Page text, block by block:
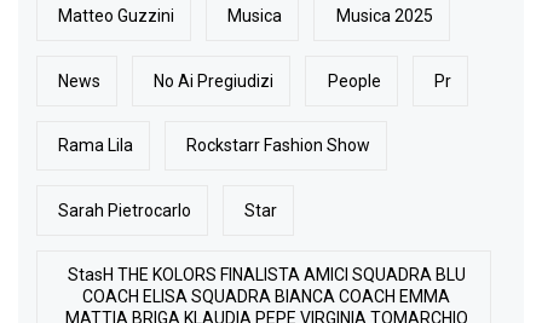
Matteo Guzzini Musica Musica 2025
News No Ai Pregiudizi People Pr
Rama Lila Rockstarr Fashion Show
Sarah Pietrocarlo Star
StasH THE KOLORS FINALISTA AMICI SQUADRA BLU
COACH ELISA SQUADRA BIANCA COACH EMMA
MATTIA BRIGA KLAUDIA PEPE VIRGINIA TOMARCHIO